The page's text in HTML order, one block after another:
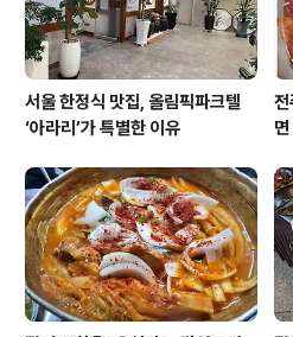
서울 한정식 맛집, 올림픽파크텔
‘아라리’가 특별한 이유
전